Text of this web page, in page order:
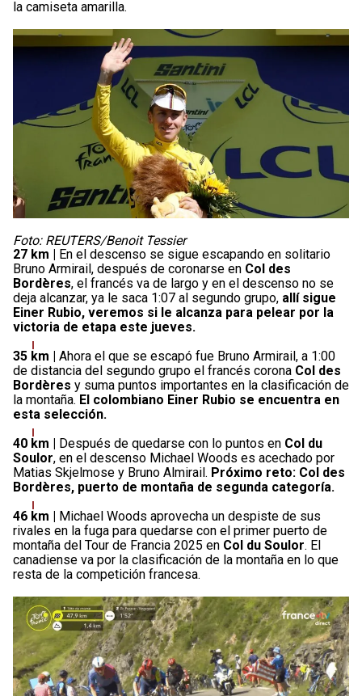
la camiseta amarilla.
Foto: REUTERS/Benoit Tessier
27 km |
En el descenso se sigue escapando en solitario
Bruno Armirail, después de coronarse en Col des
Bordères, el francés va de largo y en el descenso no se
deja alcanzar, ya le saca 1:07 al segundo grupo, allí sigue
Einer Rubio, veremos si le alcanza para pelear por la
victoria de etapa este jueves.
35 km |
Ahora el que se escapó fue Bruno Armirail, a 1:00
de distancia del segundo grupo el francés corona Col des
Bordères y suma puntos importantes en la clasificación de
la montaña. El colombiano Einer Rubio se encuentra en
esta selección.
40 km |
Después de quedarse con lo puntos en Col du
Soulor, en el descenso Michael Woods es acechado por
Matias Skjelmose y Bruno Almirail. Próximo reto: Col des
Bordères, puerto de montaña de segunda categoría.
46 km |
Michael Woods aprovecha un despiste de sus
rivales en la fuga para quedarse con el primer puerto de
montaña del Tour de Francia 2025 en Col du Soulor. El
canadiense va por la clasificación de la montaña en lo que
resta de la competición francesa.